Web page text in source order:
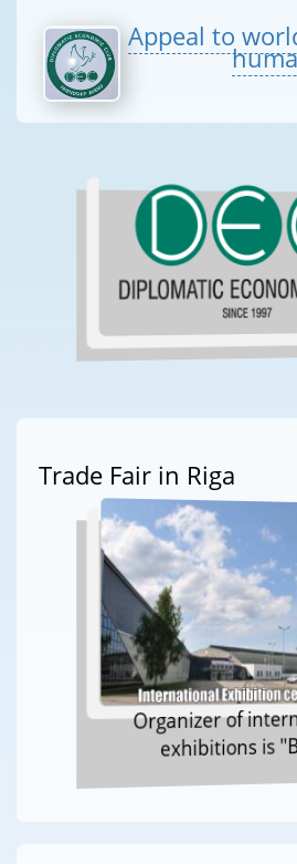
Appeal to
Trade Fair in Riga
Organizer of
exhibitions is